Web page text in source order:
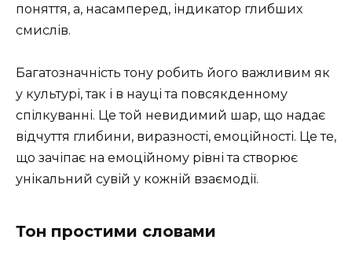
поняття, а, насамперед, індикатор глибших
смислів.
Багатозначність тону робить його важливим як
у культурі, так і в науці та повсякденному
спілкуванні. Це той невидимий шар, що надає
відчуття глибини, виразності, емоційності. Це те,
що зачіпає на емоційному рівні та створює
унікальний сувій у кожній взаємодії.
Тон простими словами